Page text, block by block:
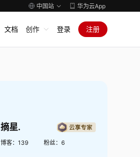
中国站 华为云App
文档 创作 登录 注册
摘星.
博客： 139 粉丝： 6